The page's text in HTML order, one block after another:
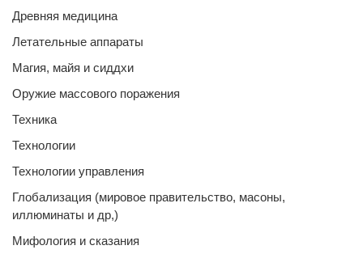
Древняя медицина
Летательные аппараты
Магия, майя и сиддхи
Оружие массового поражения
Техника
Технологии
Технологии управления
Глобализация (мировое правительство, масоны,
иллюминаты и др,)
Мифология и сказания